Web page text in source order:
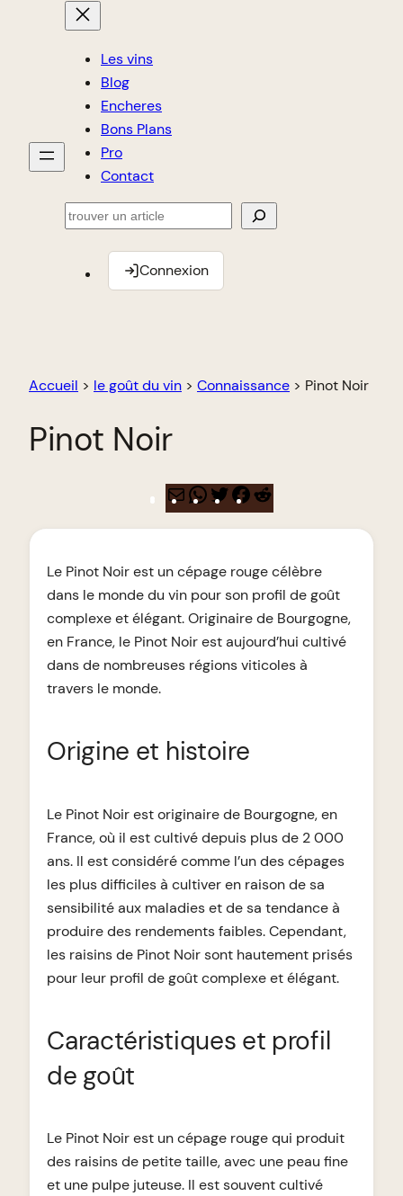
Les vins
Blog
Encheres
Bons Plans
Pro
Contact
Rechercher
Connexion
Accueil > le goût du vin > Connaissance > Pinot Noir
Pinot Noir
E-
mail
WhatsApp
TwitterFacebook
Le Pinot Noir est un cépage rouge célèbre
dans le monde du vin pour son profil de goût
complexe et élégant. Originaire de Bourgogne,
en France, le Pinot Noir est aujourd’hui cultivé
dans de nombreuses régions viticoles à
travers le monde.
Origine et histoire
Le Pinot Noir est originaire de Bourgogne, en
France, où il est cultivé depuis plus de 2 000
ans. Il est considéré comme l’un des cépages
les plus difficiles à cultiver en raison de sa
sensibilité aux maladies et de sa tendance à
produire des rendements faibles. Cependant,
les raisins de Pinot Noir sont hautement prisés
pour leur profil de goût complexe et élégant.
Caractéristiques et profil
de goût
Le Pinot Noir est un cépage rouge qui produit
des raisins de petite taille, avec une peau fine
et une pulpe juteuse. Il est souvent cultivé